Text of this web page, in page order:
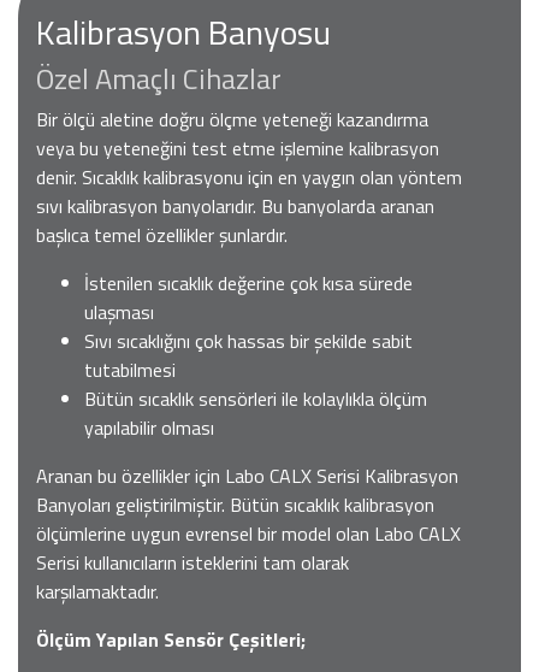
Kalibrasyon Banyosu
Özel Amaçlı Cihazlar
Bir ölçü aletine doğru ölçme yeteneği kazandırma
veya bu yeteneğini test etme işlemine kalibrasyon
denir. Sıcaklık kalibrasyonu için en yaygın olan yöntem
sıvı kalibrasyon banyolarıdır. Bu banyolarda aranan
başlıca temel özellikler şunlardır.
İstenilen sıcaklık değerine çok kısa sürede
ulaşması
Sıvı sıcaklığını çok hassas bir şekilde sabit
tutabilmesi
Bütün sıcaklık sensörleri ile kolaylıkla ölçüm
yapılabilir olması
Aranan bu özellikler için Labo CALX Serisi Kalibrasyon
Banyoları geliştirilmiştir. Bütün sıcaklık kalibrasyon
ölçümlerine uygun evrensel bir model olan Labo CALX
Serisi kullanıcıların isteklerini tam olarak
karşılamaktadır.
Ölçüm Yapılan Sensör Çeşitleri;